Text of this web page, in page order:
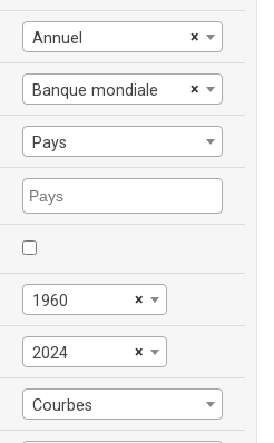
×
Annuel
×
Banque mondiale
Pays
×
1960
×
2024
Courbes